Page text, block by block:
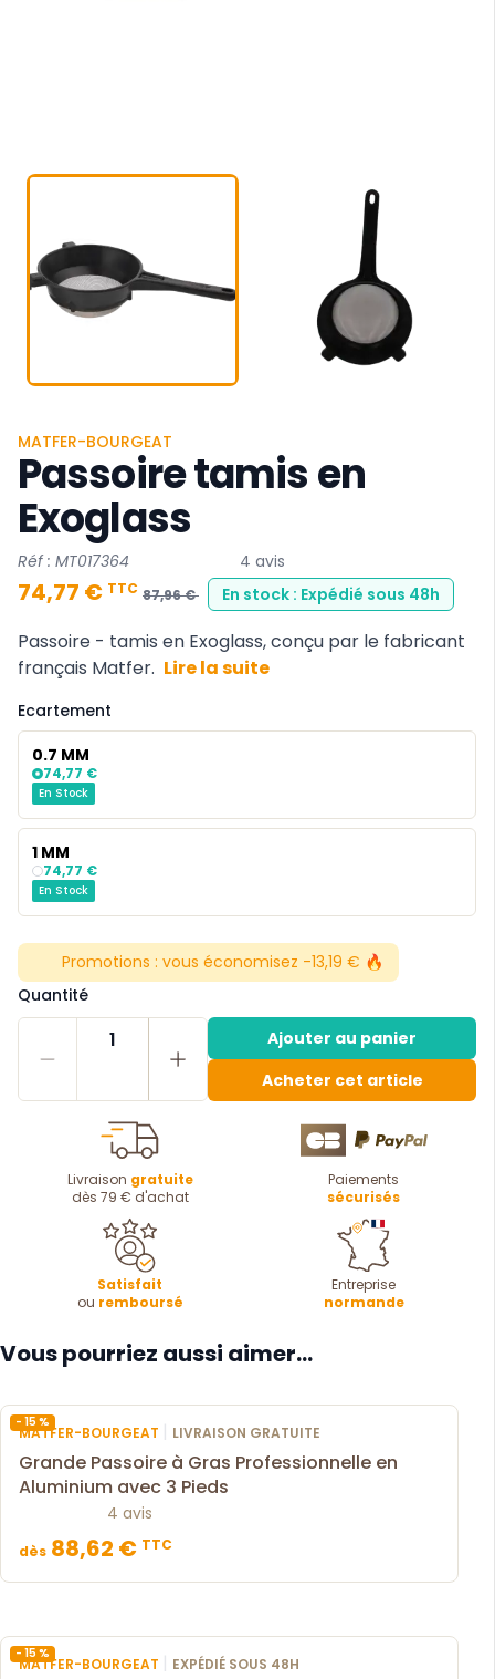
MATFER-BOURGEAT
Passoire tamis en
Exoglass
Réf : MT017364 4 avis
74,77 € TTC 87,96 € En stock : Expédié sous 48h
Passoire - tamis en Exoglass, conçu par le fabricant
français Matfer. Lire la suite
Ecartement
0.7 MM
74,77 €
En Stock
1 MM
74,77 €
En Stock
Promotions : vous économisez -13,19 € 🔥
Quantité
1
Ajouter au panier
Acheter cet article
Livraison gratuite
dès 79 € d'achat
Paiements
sécurisés
Satisfait
ou remboursé
Entreprise
normande
Vous pourriez aussi aimer...
- 15 %
MATFER-BOURGEAT | LIVRAISON GRATUITE
Grande Passoire à Gras Professionnelle en
Aluminium avec 3 Pieds
4 avis
dès 88,62 € TTC
- 15 %
MATFER-BOURGEAT | EXPÉDIÉ SOUS 48H